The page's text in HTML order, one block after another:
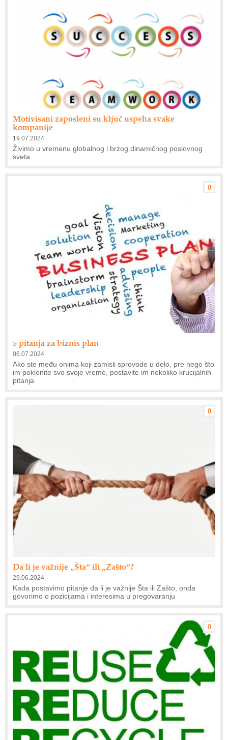
Motivisani zaposleni su ključ uspeha svake
kompanije
19.07.2024
Živimo u vremenu globalnog i brzog dinamičnog poslovnog
sveta
0
5 pitanja za biznis plan
06.07.2024
Ako ste među onima koji zamisli sprovode u delo, pre nego što
im poklonite svo svoje vreme, postavite im nekoliko krucijalnih
pitanja
0
Da li je važnije „Šta“ ili „Zašto“?
29.06.2024
Kada postavimo pitanje da li je važnije Šta ili Zašto, onda
govorimo o pozicijama i interesima u pregovaranju
0